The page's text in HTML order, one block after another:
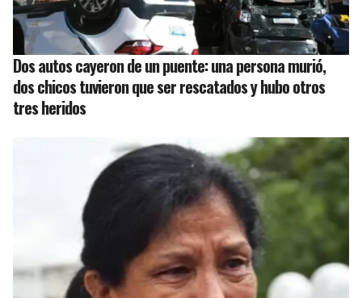
Dos autos cayeron de un puente: una persona murió,
dos chicos tuvieron que ser rescatados y hubo otros
tres heridos